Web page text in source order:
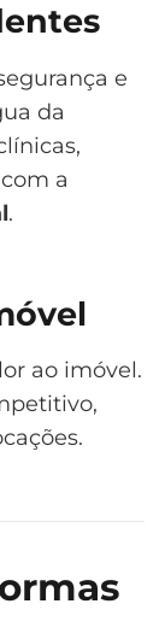
e
da
a
.
ao imóvel.